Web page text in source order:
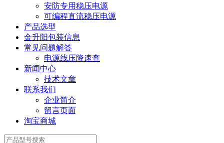
安防专用稳压电源
可编程直流稳压电源
产品选型
金升阳包装信息
常见问题解答
电源线压降速查
新闻中心
技术文章
联系我们
企业简介
留言页面
淘宝商城